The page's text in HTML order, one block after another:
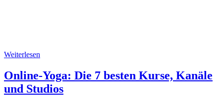
Weiterlesen
Online-Yoga: Die 7 besten Kurse, Kanäle
und Studios